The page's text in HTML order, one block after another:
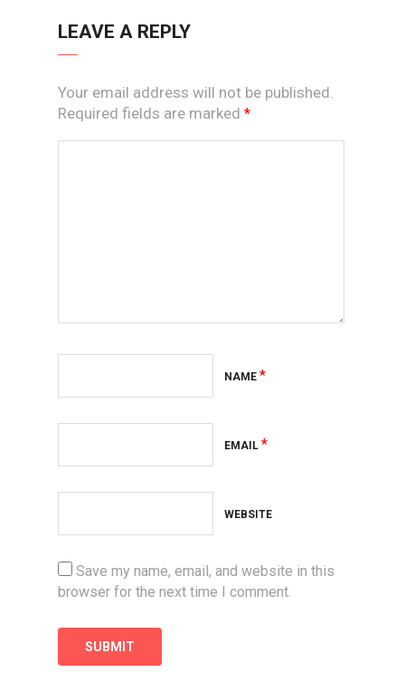
LEAVE A REPLY
Your email address will not be published.
Required fields are marked *
NAME *
EMAIL *
WEBSITE
Save my name, email, and website in this
browser for the next time I comment.